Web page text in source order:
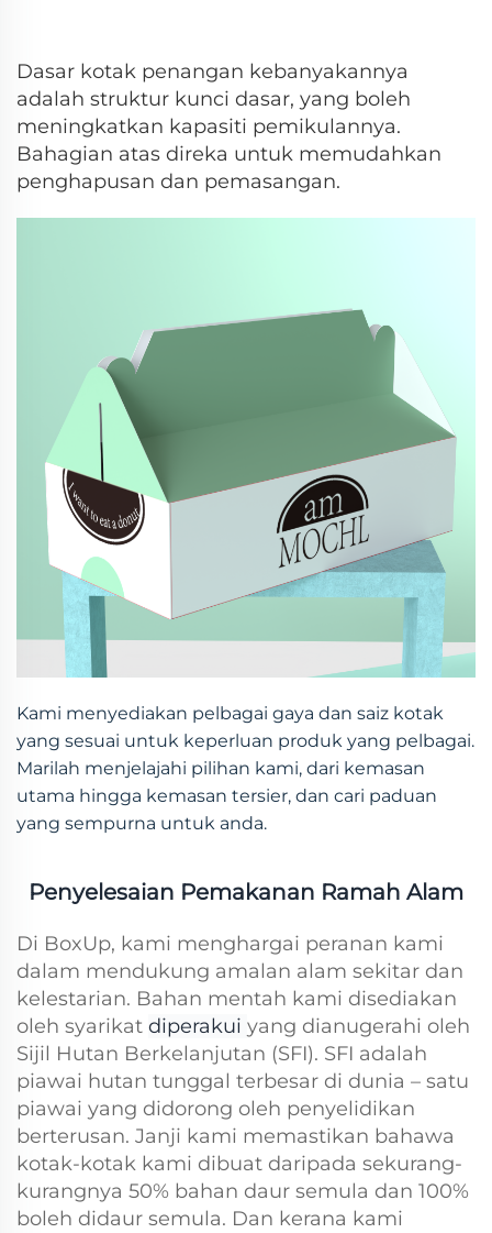
Dasar kotak penangan kebanyakannya
adalah struktur kunci dasar, yang boleh
meningkatkan kapasiti pemikulannya.
Bahagian atas direka untuk memudahkan
penghapusan dan pemasangan.
Kami menyediakan pelbagai gaya dan saiz kotak
yang sesuai untuk keperluan produk yang pelbagai.
Marilah menjelajahi pilihan kami, dari kemasan
utama hingga kemasan tersier, dan cari paduan
yang sempurna untuk anda.
Penyelesaian Pemakanan Ramah Alam
Di BoxUp, kami menghargai peranan kami
dalam mendukung amalan alam sekitar dan
kelestarian. Bahan mentah kami disediakan
oleh syarikat diperakui yang dianugerahi oleh
Sijil Hutan Berkelanjutan (SFI). SFI adalah
piawai hutan tunggal terbesar di dunia – satu
piawai yang didorong oleh penyelidikan
berterusan. Janji kami memastikan bahawa
kotak-kotak kami dibuat daripada sekurang-
kurangnya 50% bahan daur semula dan 100%
boleh didaur semula. Dan kerana kami